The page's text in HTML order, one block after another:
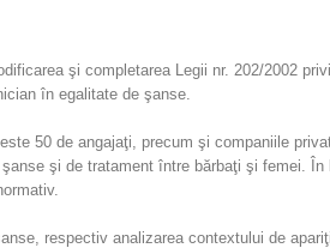
şi completarea Legii nr. 202/2002
în egalitate de şanse.
50 de angajaţi, precum şi companiile
şi de tratament între bărbaţi şi femei.
respectiv analizarea contextului de